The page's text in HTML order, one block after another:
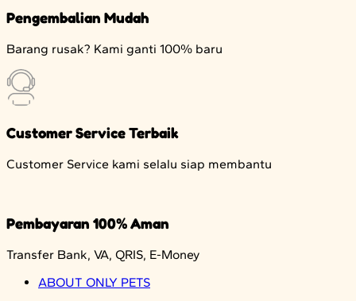
Pengembalian Mudah
Barang rusak? Kami ganti 100% baru
Customer Service Terbaik
Customer Service kami selalu siap membantu
Pembayaran 100% Aman
Transfer Bank, VA, QRIS, E-Money
ABOUT ONLY PETS